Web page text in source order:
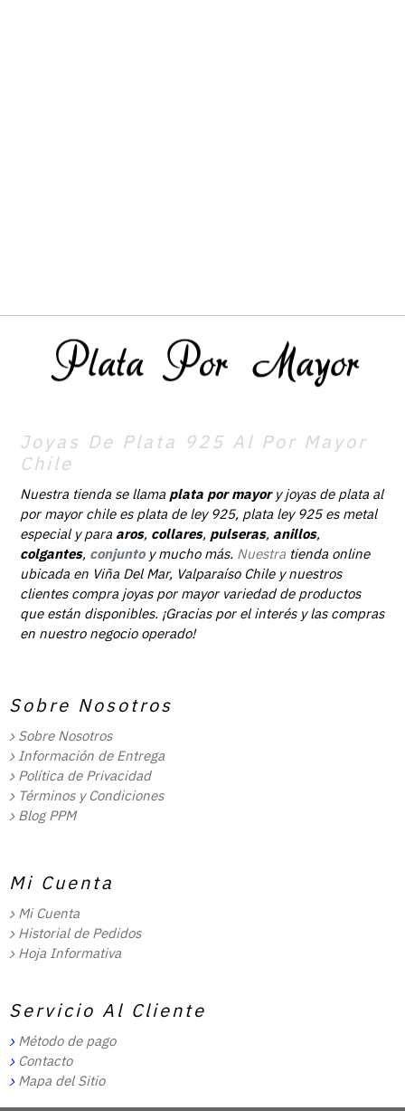
Joyas De Plata 925 Al Por Mayor
Chile
Nuestra tienda se llama plata por mayory joyas de plata al
por mayor chile es plata de ley 925, plata ley 925 es metal
especial y para aros, collares, pulseras, anillos,
colgantes, conjunto y mucho más. Nuestra tienda online
ubicada en Viña Del Mar, Valparaíso Chile y nuestros
clientes compra joyas por mayor variedad de productos
que están disponibles. ¡Gracias por el interés y las compras
en nuestro negocio operado!
Sobre Nosotros
Sobre Nosotros
Información de Entrega
Política de Privacidad
Términos y Condiciones
Blog PPM
Mi Cuenta
Mi Cuenta
Historial de Pedidos
Hoja Informativa
Servicio Al Cliente
Método de pago
Contacto
Mapa del Sitio